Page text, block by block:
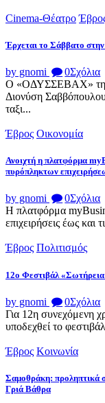
Cinema-Θέατρο
Έρχεται το Σάββατο
by gnomi 0Σχόλια
Ο «ΟΔΥΣΣΕΒΑΧ» της
Διονύση
ταξι...
Έβρος Οικονομία
Ανοιχτή η πλατφόρμα
πυρόπληκτων
by gnomi 0Σχόλια
Η πλατφόρμα
επιχειρήσεις έως και
Έβρος Πολιτισμός
12ο Φεστιβάλ
by gnomi 0Σχόλια
Για 12η συνεχόμενη
υποδεχθεί το
Έβρος Κοινωνία
Σαμοθράκη: προληπτικά
Γριά Βάθρα